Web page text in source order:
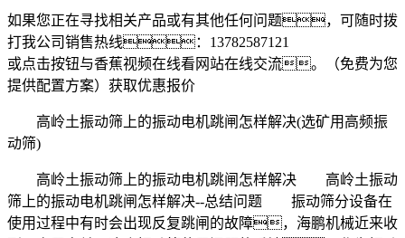
如果您正在寻找相关产品或有其他任何问题，可随时拨
打我公司销售热线： 13782587121
或点击按钮与香蕉视频在线看网站在线交流。（免费为您
提供配置方案） 获取优惠报价
高岭土振动筛上的振动电机跳闸怎样解决(选矿用高频振
动筛)
高岭土振动筛上的振动电机跳闸怎样解决 高岭土振动
筛上的振动电机跳闸怎样解决--总结问题 振动筛分设备在
使用过程中有时会出现反复跳闸的故障，海鹏机械近来收